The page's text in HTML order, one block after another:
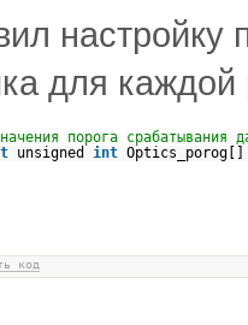
настройку
для
порога срабатывания
unsigned int Optics_porog[]
код